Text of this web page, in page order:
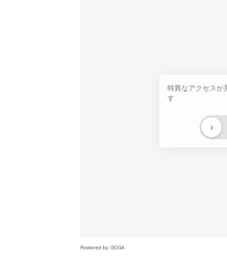
特異なアクセスが
す
›
Powered by GOGA